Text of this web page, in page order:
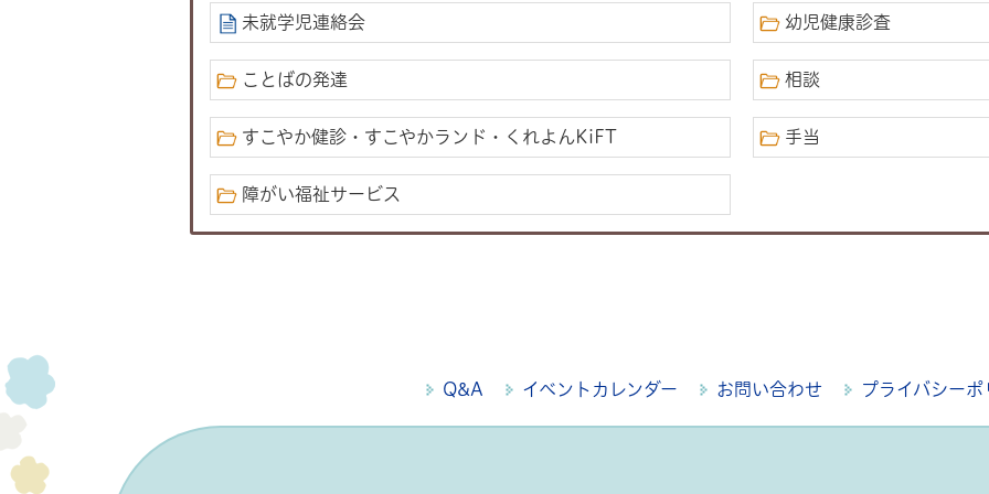
未就学児連絡会 幼児健康診査
ことばの発達 相談
すこやか健診・すこやかランド・くれよんKiFT 手当
障がい福祉サービス
Q&A イベントカレンダー お問い合わせ プライバシーポ